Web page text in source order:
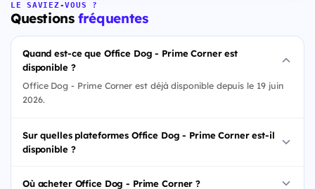
LE SAVIEZ-VOUS ?
Questionsfréquentes
Quand est-ce que Office Dog - Prime Corner est
disponible ?
Office Dog - Prime Corner est déjà disponible depuis le 19 juin
2026.
Sur quelles plateformes Office Dog - Prime Corner est-il
disponible ?
Où acheter Office Dog - Prime Corner ?